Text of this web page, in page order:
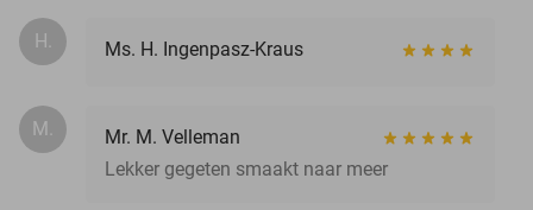
H. Ms. H. Ingenpasz-Kraus
M.
Mr. M. Velleman
Lekker gegeten smaakt naar meer